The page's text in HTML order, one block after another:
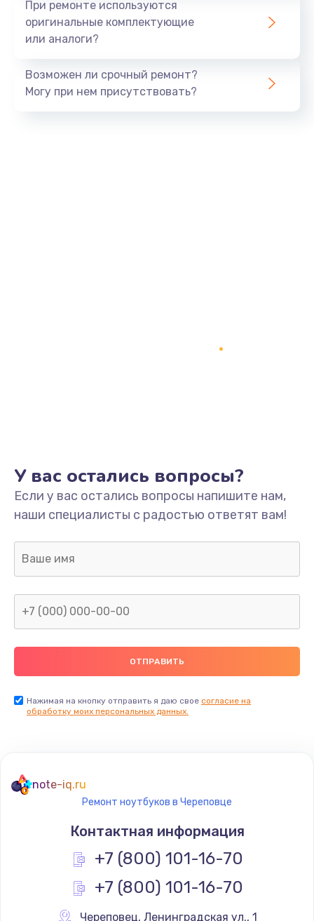
При ремонте используются
оригинальные комплектующие
или аналоги?
Возможен ли срочный ремонт?
Могу при нем присутствовать?
У вас остались вопросы?
Если у вас остались вопросы напишите нам,
наши специалисты с радостью ответят вам!
Нажимая на кнопку отправить я даю свое согласие на
обработку моих персональных данных.
note-iq.ru
Ремонт ноутбуков в Череповце
Контактная информация
+7 (800) 101-16-70
+7 (800) 101-16-70
Череповец, Ленинградская ул., 1